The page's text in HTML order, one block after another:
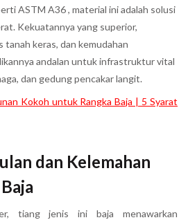
ASTM A36 , material ini adalah solusi
Kekuatannya yang superior,
tanah keras, dan kemudahan
andalan untuk infrastruktur vital
dan gedung pencakar langit.
Kokoh untuk Rangka Baja | 5 Syarat
dan Kelemahan
tiang jenis ini baja menawarkan